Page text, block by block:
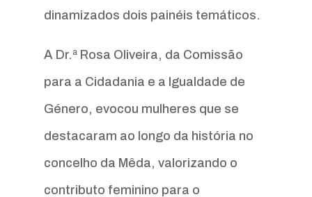
dinamizados dois painéis temáticos.
A Dr.ª Rosa Oliveira, da Comissão
para a Cidadania e a Igualdade de
Género, evocou mulheres que se
destacaram ao longo da história no
concelho da Mêda, valorizando o
contributo feminino para o